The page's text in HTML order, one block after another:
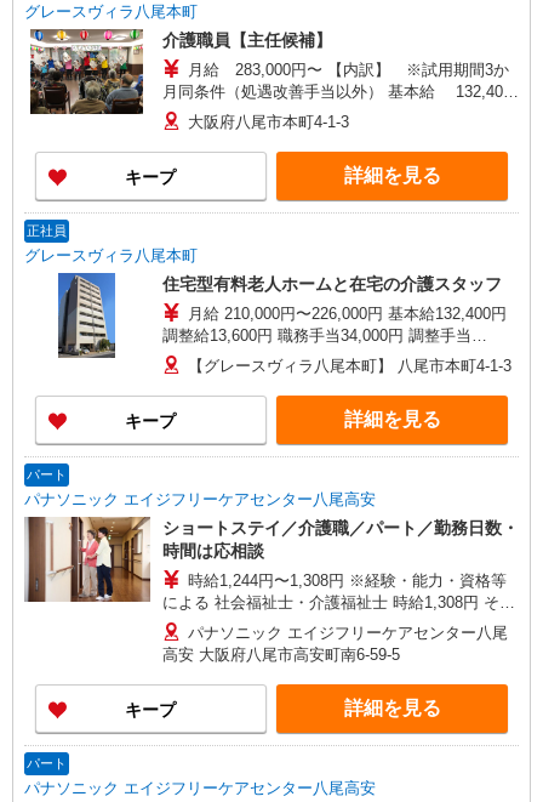
グレースヴィラ八尾本町
介護職員【主任候補】
月給 283,000円〜 【内訳】 ※試用期間3か
月同条件（処遇改善手当以外） 基本給 132,400
円 調整給 13,600円 職務手当 42,000円 責任者手当
45,000円 調整手当 20,000円 資格手当 10,000
円（介護福祉士資格保有者に限る） 処遇改善手当
20,000円〜（※処遇改善手当のみ試用期間経過後
より支給） ※処遇改善手当の金額は、一例となり
大阪府八尾市本町4-1-3
キープ 詳細を見る
正社員
グレースヴィラ八尾本町
住宅型有料老人ホームと在宅の介護スタッフ
月給 210,000円〜226,000円 基本給132,400円
調整給13,600円 職務手当34,000円 調整手当
20,000円 資格手当10,000円（介護福祉士資格保有
者） 試用期間3か月経過後：処遇改善手当16,000
円〜 交通費規定支給：上限25,000円/月 昇給年1回
（4月） 賞与2回（7月・12月/前年度実績2.5ヶ月
分） 年末年始出勤手当
【グレースヴィラ八尾本町】 八尾市本町4-1-3
キープ 詳細を見る
パート
パナソニック エイジフリーケアセンター八尾高安
ショートステイ／介護職／パート／勤務日数・
時間は応相談
時給1,244円〜1,308円 ※経験・能力・資格等
による 社会福祉士・介護福祉士 時給1,308円 その
他資格 時給1,244円 ※一律処遇改善加算含む 〇時
間外勤務手当 〇土日祝勤務手当 〇夜勤手当 〇深
夜勤務手当 〇無事故無違反表彰金 〇年末年始勤務
手当 〇早朝7:00〜8:00/夜間18:00〜20:00は時給
25％UP
パナソニック エイジフリーケアセンター八尾
高安 大阪府八尾市高安町南6-59-5
キープ 詳細を見る
パート
パナソニック エイジフリーケアセンター八尾高安